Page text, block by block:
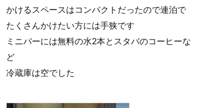
かけるスペースはコンパクトだったので連泊で
たくさんかけたい方には手狭です
ミニバーには無料の水2本とスタバのコーヒーな
ど
冷蔵庫は空でした